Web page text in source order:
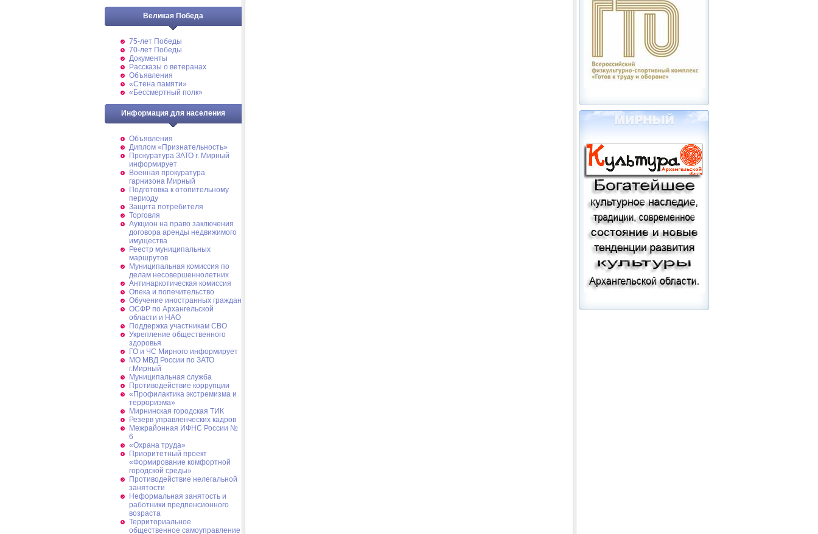
Великая Победа
75-лет Победы
70-лет Победы
Документы
Рассказы о ветеранах
Объявления
«Стена памяти»
«Бессмертный полк»
Информация для населения
Объявления
Диплом «Признательность»
Прокуратура ЗАТО г. Мирный
информирует
Военная прокуратура
гарнизона Мирный
Подготовка к отопительному
периоду
Защита потребителя
Торговля
Аукцион на право заключения
договора аренды недвижимого
имущества
Реестр муниципальных
маршрутов
Муниципальная комиссия по
делам несовершеннолетних
Антинаркотическая комиссия
Опека и попечительство
Обучение иностранных граждан
ОСФР по Архангельской
области и НАО
Поддержка участникам СВО
Укрепление общественного
здоровья
ГО и ЧС Мирного информирует
МО МВД России по ЗАТО
г.Мирный
Муниципальная cлужба
Противодействие коррупции
«Профилактика экстремизма и
терроризма»
Мирнинская городская ТИК
Резерв управленческих кадров
Межрайонная ИФНС России №
6
«Охрана труда»
Приоритетный проект
«Формирование комфортной
городской среды»
Противодействие нелегальной
занятости
Неформальная занятость и
работники предпенсионного
возраста
Территориальное
общественное самоуправление